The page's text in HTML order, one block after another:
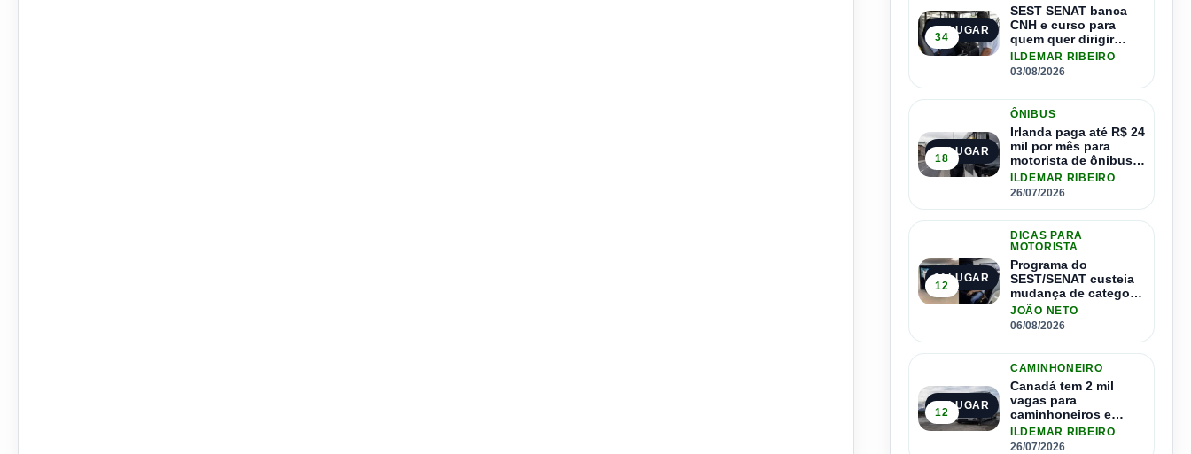
1º LUGAR
34
SEST SENAT banca
CNH e curso para
quem quer dirigir
ônibus
ILDEMAR RIBEIRO
03/08/2026
2º LUGAR
18
ÔNIBUS
Irlanda paga até R$ 24
mil por mês para
motorista de ônibus e
pode contratar até
1.500 motoristas
ILDEMAR RIBEIRO
26/07/2026
3º LUGAR
12
DICAS PARA
MOTORISTA
Programa do
SEST/SENAT custeia
mudança de categoria
da CNH; saiba como
se inscrever
JOÃO NETO
06/08/2026
4º LUGAR
12
CAMINHONEIRO
Canadá tem 2 mil
vagas para
caminhoneiros e
salário de até R$ 24
mil por mês
ILDEMAR RIBEIRO
26/07/2026